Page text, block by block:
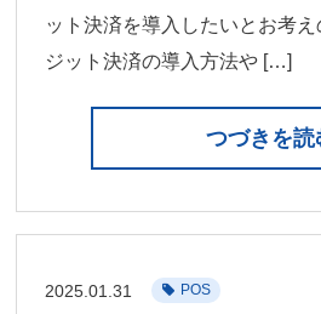
ット決済を導入したいとお考
ジット決済の導入方法や […]
つづきを読
2025.01.31 POS